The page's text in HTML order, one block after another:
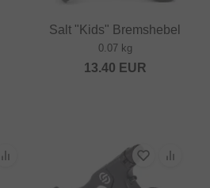
Salt "Kids" Bremshebel
0.07 kg
13.40 EUR